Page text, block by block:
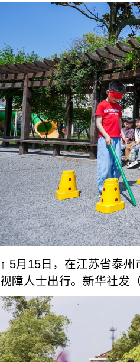
↑ 5月15日，在江苏省泰
视障人士出行。新华社发